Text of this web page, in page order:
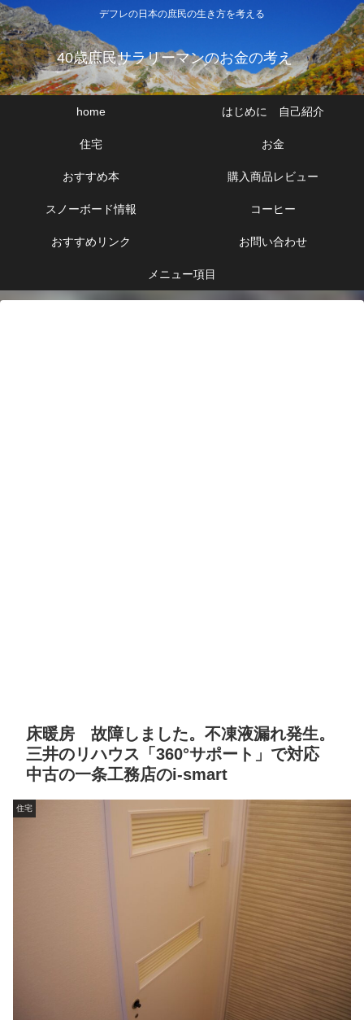
デフレの日本の庶民の生き方を考える
40歳庶民サラリーマンのお金の考え
home はじめに 自己紹介
住宅 お金
おすすめ本 購入商品レビュー
スノーボード情報 コーヒー
おすすめリンク お問い合わせ
メニュー項目
床暖房 故障しました。不凍液漏れ発生。
三井のリハウス「360°サポート」で対応
中古の一条工務店のi-smart
住宅